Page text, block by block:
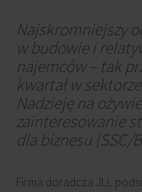
Najskromniejszy
w budowie i
najemców – tak
kwartał w
Nadzieję na
zainteresowanie
dla biznesu (SSC/
Firma doradcza JLL